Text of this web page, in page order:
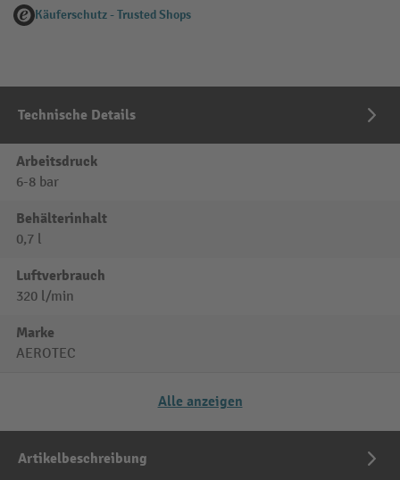
Käuferschutz - Trusted Shops
Technische Details
Arbeitsdruck
6-8 bar
Behälterinhalt
0,7 l
Luftverbrauch
320 l/min
Marke
AEROTEC
Alle anzeigen
Artikelbeschreibung